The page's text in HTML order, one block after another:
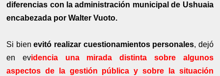
diferencias con la administración municipal de Ushuaia
encabezada por Walter Vuoto.
Si bienevitó realizar cuestionamientos personales, dejó
en evidencia una mirada distinta sobre algunos
aspectos de la gestión pública y sobre la situación